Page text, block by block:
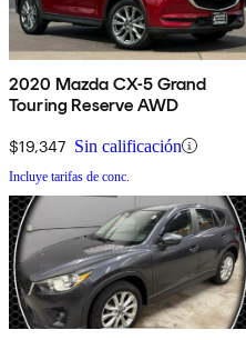
2020 Mazda CX-5 Grand
Touring Reserve AWD
$19,347 Sin calificación
Incluye tarifas de conc.